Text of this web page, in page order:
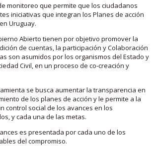
monitoreo que permite que los ciudadanos
iniciativas que integran los Planes de acción
Uruguay.
Abierto tienen por objetivo promover la
de cuentas, la participación y Colaboración
son asumidos por los organismos del Estado y
Civil, en un proceso de co-creación y
se busca aumentar la transparencia en
de los planes de acción y le permite a la
control social de los avances en los
y cada una de las metas.
es presentada por cada uno de los
del compromiso.